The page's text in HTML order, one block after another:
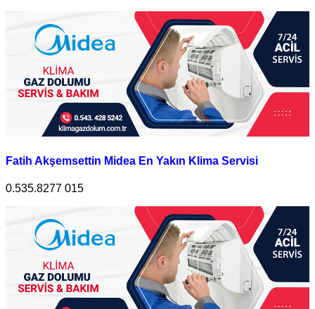
Fatih Akşemsettin Midea En Yakın Klima Servisi
0.535.8277 015